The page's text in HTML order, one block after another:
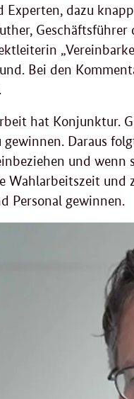
dazu
Bei den
hat Konjunktur.
gewinnen. Daraus
und wenn
Wahlarbeitszeit und
Personal gewinnen.